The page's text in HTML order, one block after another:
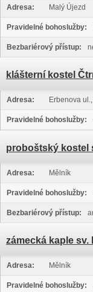
Adresa: Malý Újezd
Pravidelné bohoslužby:
Bezbariérový přístup:
klášterní kostel
Adresa: Erbenova
Pravidelné bohoslužby:
proboštský kostel
Adresa: Mělník
Pravidelné bohoslužby:
Bezbariérový přístup:
zámecká kaple sv.
Adresa: Mělník
Pravidelné bohoslužby: